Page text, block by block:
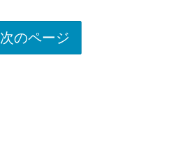
次のページ